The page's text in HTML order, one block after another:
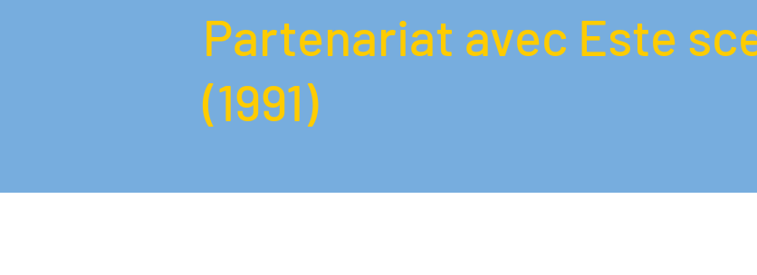
Partenariat avec Este
(1991)